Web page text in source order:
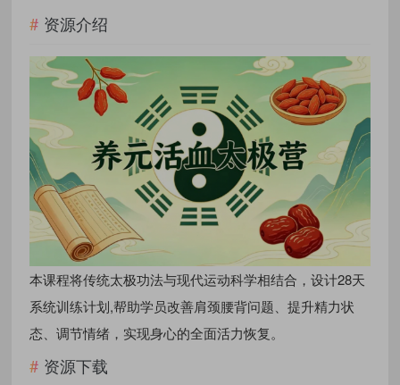
资源介绍
本课程将传统太极功法与现代运动科学相结合，设计28天
系统训练计划,帮助学员改善肩颈腰背问题、提升精力状
态、调节情绪，实现身心的全面活力恢复。
资源下载